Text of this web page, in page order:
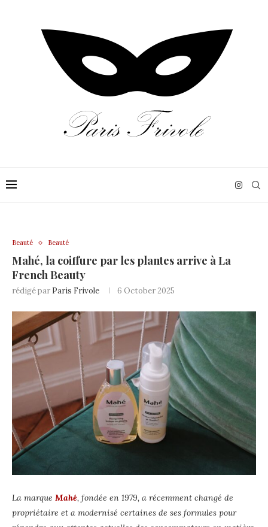
Beauté Beauté
Mahé, la coiffure par les plantes arrive à La
French Beauty
rédigé par Paris Frivole 6 October 2025
La marque Mahé, fondée en 1979, a récemment changé de
propriétaire et a modernisé certaines de ses formules pour